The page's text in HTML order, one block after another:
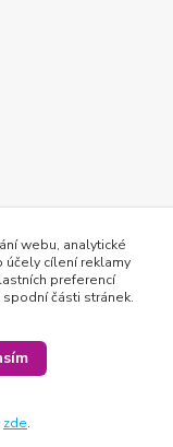
webu, analytické
účely cílení reklamy
preferencí
části stránek.
zde.